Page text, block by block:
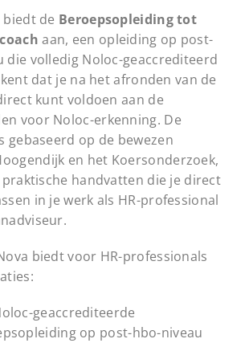
biedt de Beroepsopleiding tot
aan, een opleiding op post-
die volledig Noloc-geaccrediteerd
dat je na het afronden van de
kunt voldoen aan de
voor Noloc-erkenning. De
gebaseerd op de bewezen
en het Koersonderzoek,
praktische handvatten die je direct
in je werk als HR-professional
biedt voor HR-professionals
geaccrediteerde
op post-hbo-niveau